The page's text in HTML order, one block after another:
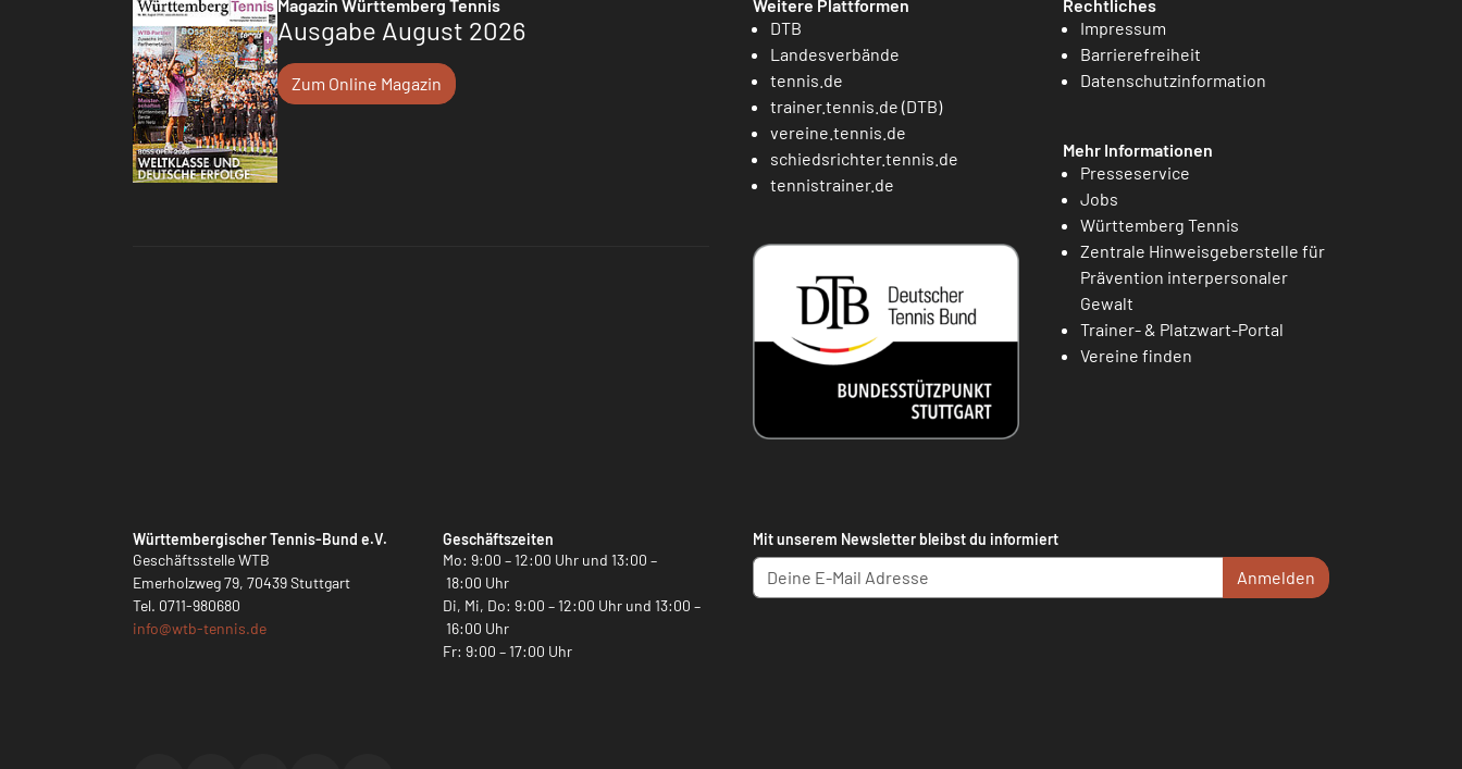
Magazin Württemberg Tennis
Ausgabe August 2026
Zum Online Magazin
Weitere Plattformen
DTB
Landesverbände
tennis.de
trainer.tennis.de (DTB)
vereine.tennis.de
schiedsrichter.tennis.de
tennistrainer.de
Rechtliches
Impressum
Barrierefreiheit
Datenschutzinformation
Mehr Informationen
Presseservice
Jobs
Württemberg Tennis
Zentrale Hinweisgeberstelle für
Prävention interpersonaler
Gewalt
Trainer- & Platzwart-Portal
Vereine finden
Württembergischer Tennis-Bund e.V.
Geschäftsstelle WTB
Emerholzweg 79, 70439 Stuttgart
Tel. 0711-980680
info@wtb-tennis.de
Geschäftszeiten
Mo: 9:00 – 12:00 Uhr und 13:00 –
18:00 Uhr
Di, Mi, Do: 9:00 – 12:00 Uhr und 13:00 –
16:00 Uhr
Fr: 9:00 – 17:00 Uhr
Mit unserem Newsletter bleibst du informiert
Anmelden